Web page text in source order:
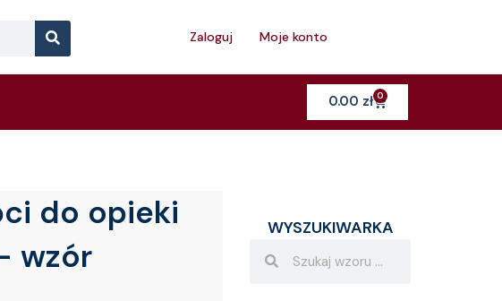
Search
Zaloguj Moje konto
0.00 zł 0Cart
do opieki
wzór
WYSZUKIWARKA